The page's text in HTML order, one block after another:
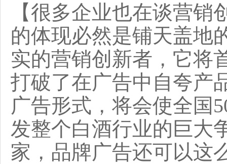
【很多企业也在谈营
的体现必然是铺天盖地
实的营销创新者，它将
打破了在广告中自夸产
广告形式，将会使全国
发整个白酒行业的巨大
家，品牌广告还可以这